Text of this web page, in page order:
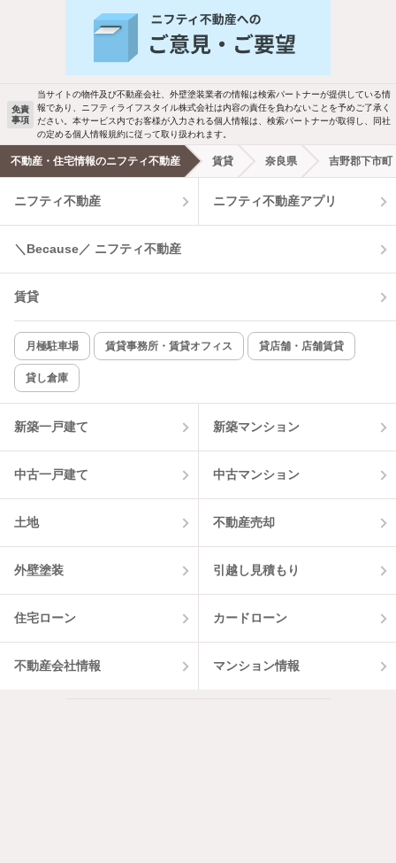
バス・トイレ別 2階以上
洗濯機置場あり 独立洗面台
エアコンあり 都市ガス
温水洗浄便座 オートロック
コンロ2口以上
新着のみ インターネット無料
該当件数:
物件一覧に反映
新着物件メール通知
ご希望の条件の物件が見つかり次第、メ
新着メール通知を受け取る
免責
事項
当サイトの物件及び不動産会社、外壁塗装業者の情報は検索パートナーが提供している情
報であり、ニフティライフスタイル株式会社は内容の責任を負わないことを予めご了承く
ださい。本サービス内でお客様が入力される個人情報は、検索パートナーが取得し、同社
の定める個人情報規約に従って取り扱われます。
不動産・住宅情報のニフティ不動産 賃貸 奈良県 吉野郡下市町
ニフティ不動産 ニフティ不動産アプリ
＼Because／ ニフティ不動産
賃貸
月極駐車場 賃貸事務所・賃貸オフィス 貸店舗・店舗賃貸
貸し倉庫
新築一戸建て 新築マンション
中古一戸建て 中古マンション
土地 不動産売却
外壁塗装 引越し見積もり
住宅ローン カードローン
不動産会社情報 マンション情報